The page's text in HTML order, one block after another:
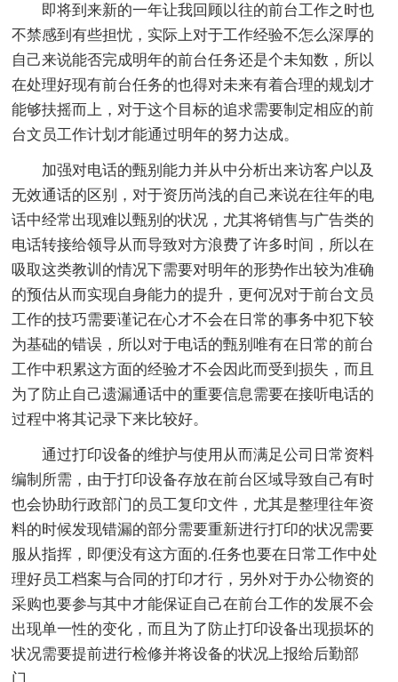
即将到来新的一年让我回顾以往的前台工作之时也
不禁感到有些担忧，实际上对于工作经验不怎么深厚的
自己来说能否完成明年的前台任务还是个未知数，所以
在处理好现有前台任务的也得对未来有着合理的规划才
能够扶摇而上，对于这个目标的追求需要制定相应的前
台文员工作计划才能通过明年的努力达成。
加强对电话的甄别能力并从中分析出来访客户以及
无效通话的区别，对于资历尚浅的自己来说在往年的电
话中经常出现难以甄别的状况，尤其将销售与广告类的
电话转接给领导从而导致对方浪费了许多时间，所以在
吸取这类教训的情况下需要对明年的形势作出较为准确
的预估从而实现自身能力的提升，更何况对于前台文员
工作的技巧需要谨记在心才不会在日常的事务中犯下较
为基础的错误，所以对于电话的甄别唯有在日常的前台
工作中积累这方面的经验才不会因此而受到损失，而且
为了防止自己遗漏通话中的重要信息需要在接听电话的
过程中将其记录下来比较好。
通过打印设备的维护与使用从而满足公司日常资料
编制所需，由于打印设备存放在前台区域导致自己有时
也会协助行政部门的员工复印文件，尤其是整理往年资
料的时候发现错漏的部分需要重新进行打印的状况需要
服从指挥，即便没有这方面的.任务也要在日常工作中处
理好员工档案与合同的打印才行，另外对于办公物资的
采购也要参与其中才能保证自己在前台工作的发展不会
出现单一性的变化，而且为了防止打印设备出现损坏的
状况需要提前进行检修并将设备的状况上报给后勤部